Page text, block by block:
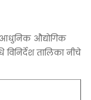
आधुनिक औद्योगिक
तालिका नीचे